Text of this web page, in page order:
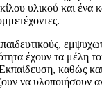
υλικού και ένα
έχουν τα μέλη
καθώς και
να υλοποιήσουν